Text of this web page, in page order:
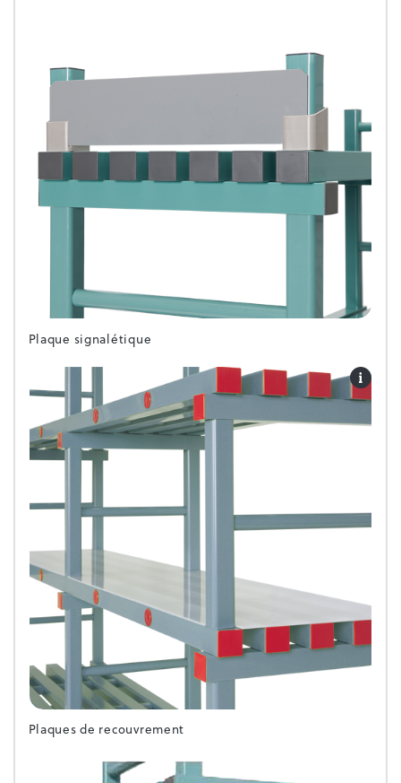
Plaque signalétique
Plaques de recouvrement